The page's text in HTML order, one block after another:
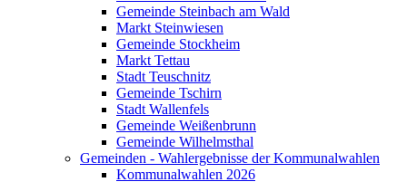
Gemeinde Steinbach am Wald
Markt Steinwiesen
Gemeinde Stockheim
Markt Tettau
Stadt Teuschnitz
Gemeinde Tschirn
Stadt Wallenfels
Gemeinde Weißenbrunn
Gemeinde Wilhelmsthal
Gemeinden - Wahlergebnisse der Kommunalwahlen
Kommunalwahlen 2026